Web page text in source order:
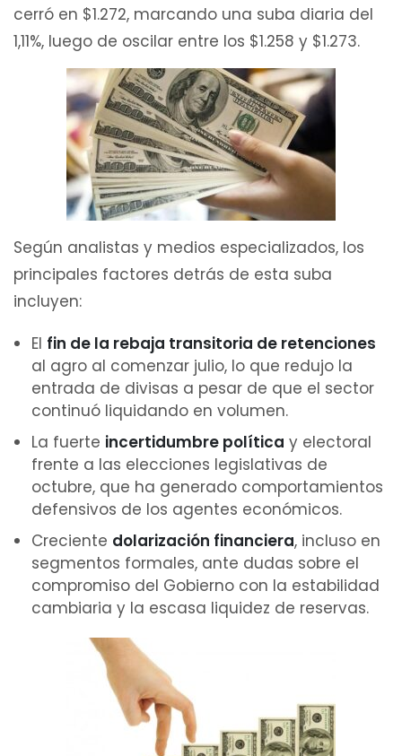
cerró en $1.272, marcando una suba diaria del
1,11%, luego de oscilar entre los $1.258 y $1.273.
Según analistas y medios especializados, los
principales factores detrás de esta suba
incluyen:
El fin de la rebaja transitoria de retenciones
al agro al comenzar julio, lo que redujo la
entrada de divisas a pesar de que el sector
continuó liquidando en volumen.
La fuerte incertidumbre política y electoral
frente a las elecciones legislativas de
octubre, que ha generado comportamientos
defensivos de los agentes económicos.
Creciente dolarización financiera, incluso en
segmentos formales, ante dudas sobre el
compromiso del Gobierno con la estabilidad
cambiaria y la escasa liquidez de reservas.